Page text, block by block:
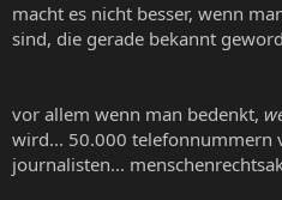
macht es nicht besser, wenn
sind, die gerade bekannt
vor allem wenn man bedenkt,
wird... 50.000 telefonnummern
journalisten...